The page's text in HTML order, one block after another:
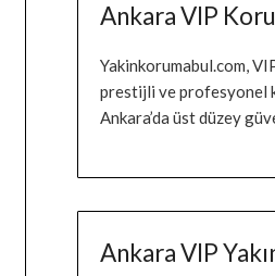
Ankara VIP
Yakinkorumabul.com,
prestijli ve profesyonel
Ankara’da üst düzey
Ankara VIP